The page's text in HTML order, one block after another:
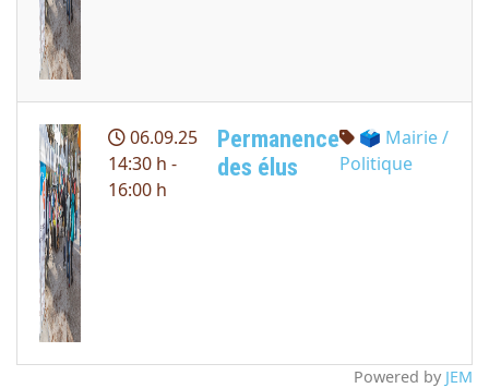
06.09.25
14:30 h -
16:00 h
Permanence
des élus
🗳 Mairie /
Politique
Powered by JEM